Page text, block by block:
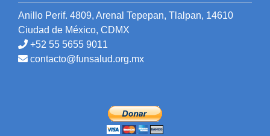
Anillo Perif. 4809, Arenal Tepepan, Tlalpan, 14610
Ciudad de México, CDMX
+52 55 5655 9011
contacto@funsalud.org.mx